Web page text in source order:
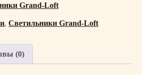
Grand-Loft
, Светильники Grand-Loft
(0)